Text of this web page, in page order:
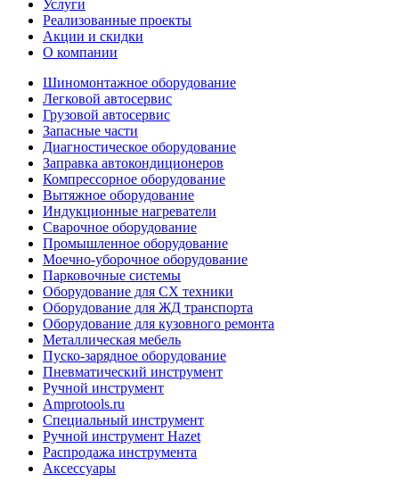
Услуги
Реализованные проекты
Акции и скидки
О компании
Шиномонтажное оборудование
Легковой автосервис
Грузовой автосервис
Запасные части
Диагностическое оборудование
Заправка автокондиционеров
Компрессорное оборудование
Вытяжное оборудование
Индукционные нагреватели
Сварочное оборудование
Промышленное оборудование
Моечно-уборочное оборудование
Парковочные системы
Оборудование для СХ техники
Оборудование для ЖД транспорта
Оборудование для кузовного ремонта
Металлическая мебель
Пуско-зарядное оборудование
Пневматический инструмент
Ручной инструмент
Amprotools.ru
Специальный инструмент
Ручной инструмент Hazet
Распродажа инструмента
Аксессуары